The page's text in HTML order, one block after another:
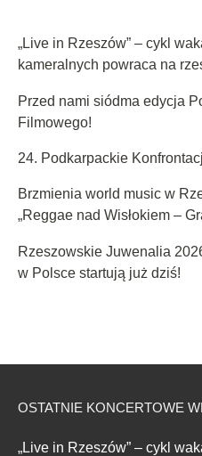
„Live in Rzeszów” – cykl
kameralnych powraca na
Przed nami siódma edycja
Filmowego!
24. Podkarpackie
Brzmienia world music w
„Reggae nad Wisłokiem –
Rzeszowskie Juwenalia
w Polsce startują już dziś!
OSTATNIE KONCERTOWE
„Live in Rzeszów” – cykl